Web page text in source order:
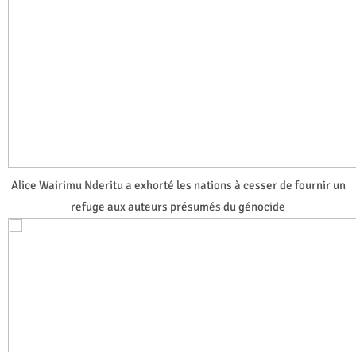
Alice Wairimu Nderitu a exhorté les nations à cesser de fournir un
refuge aux auteurs présumés du génocide